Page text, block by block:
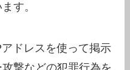
す。
ドレスを使って掲示
撃などの犯罪行為を